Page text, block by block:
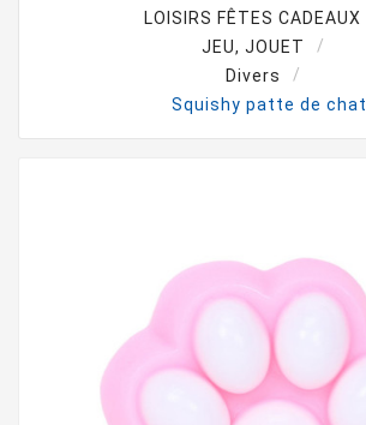
LOISIRS FÊTES CADEAUX
JEU, JOUET
Divers
Squishy patte de chat